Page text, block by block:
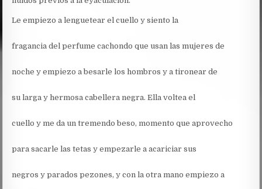
Le empiezo a lenguetear el cuello y siento la
fragancia del perfume cachondo que usan las mujeres de
noche y empiezo a besarle los hombros y a tironear de
su larga y hermosa cabellera negra. Ella voltea el
cuello y me da un tremendo beso, momento que aprovecho
para sacarle las tetas y empezarle a acariciar sus
negros y parados pezones, y con la otra mano empiezo a